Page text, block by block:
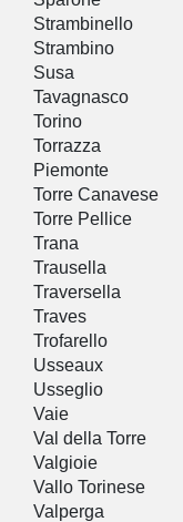
Strambinello
Strambino
Susa
Tavagnasco
Torino
Torrazza
Piemonte
Torre Canavese
Torre Pellice
Trana
Trausella
Traversella
Traves
Trofarello
Usseaux
Usseglio
Vaie
Val della Torre
Valgioie
Vallo Torinese
Valperga